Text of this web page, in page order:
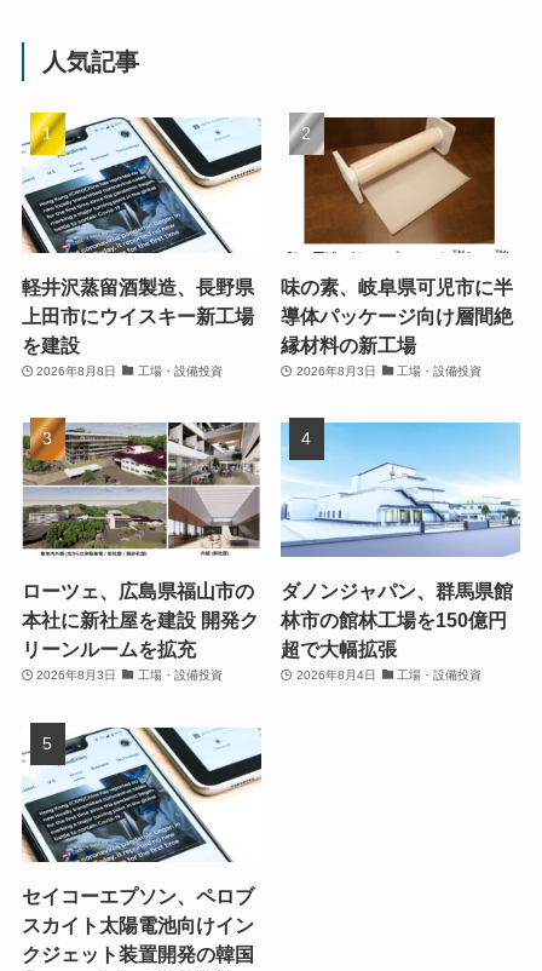
人気記事
軽井沢蒸留酒製造、長野県
上田市にウイスキー新工場
を建設
2026年8月8日 工場・設備投資
味の素、岐阜県可児市に半
導体パッケージ向け層間絶
縁材料の新工場
2026年8月3日 工場・設備投資
ローツェ、広島県福山市の
本社に新社屋を建設 開発ク
リーンルームを拡充
2026年8月3日 工場・設備投資
ダノンジャパン、群馬県館
林市の館林工場を150億円
超で大幅拡張
2026年8月4日 工場・設備投資
セイコーエプソン、ペロブ
スカイト太陽電池向けイン
クジェット装置開発の韓国